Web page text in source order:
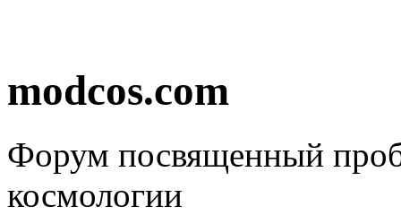
modcos.com
Форум посвященный
космологии